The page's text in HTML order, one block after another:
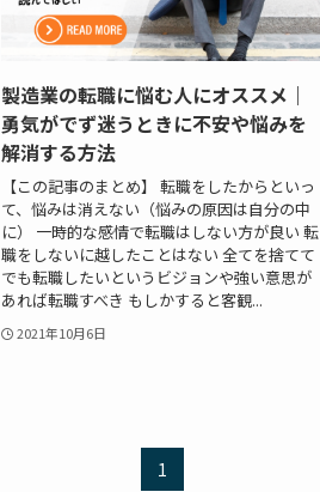
製造業の転職に悩む人にオススメ｜
勇気がでず迷うときに不安や悩みを
解消する方法
【この記事のまとめ】 転職をしたからといっ
て、悩みは消えない（悩みの原因は自分の中
に） 一時的な感情で転職はしない方が良い 転
職をしないに越したことはない 全てを捨てて
でも転職したいというビジョンや強い意思が
あれば転職すべき もしかすると客観...
2021年10月6日
1